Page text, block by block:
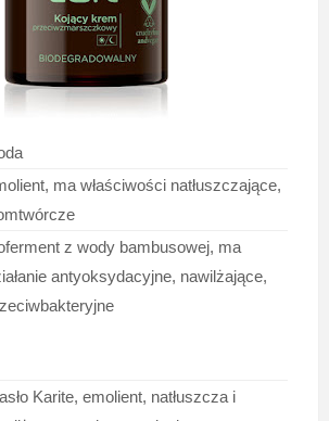
ma właściwości natłuszczające,
z wody bambusowej, ma
antyoksydacyjne, nawilżające,
Karite, emolient, natłuszcza i